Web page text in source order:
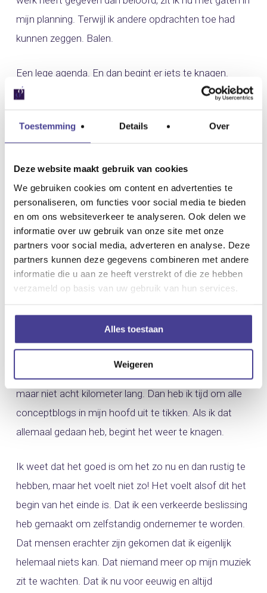
Toestemming Details Over
Deze website maakt gebruik van cookies
We gebruiken cookies om content en advertenties te
personaliseren, om functies voor social media te bieden
en om ons websiteverkeer te analyseren. Ook delen we
informatie over uw gebruik van onze site met onze
partners voor social media, adverteren en analyse. Deze
partners kunnen deze gegevens combineren met andere
informatie die u aan ze heeft verstrekt of die ze hebben
verzameld op basis van uw gebruik van hun services.
Alles toestaan
Weigeren
mijn planning. Terwijl ik andere opdrachten toe had
kunnen zeggen. Balen.
Een lege agenda. En dan begint er iets te knagen.
Schuldgevoel. De kinderen bij de opvang en ik zit thuis.
Zelfs nu ik niet helemaal fit ben, mijn hoofd knalt zo nu
het gevoel dat ik altijd omzet draaiend bezig moet zijn.
Er moet toch geld op de rekening komen? Zulke
dagen duren lang. Mijn to do list is volledig afgewerkt,
administratie bijgewerkt.
Natuurlijk denk ik hier veel over na. Ik wéét dat het
goed is om het zo nu en dan rustig te hebben. Dan
overstelpt met telefoontjes met
concertaanbiedingen, en vaak na een acquisitierondje
maar niet acht kilometer lang. Dan heb ik tijd om alle
conceptblogs in mijn hoofd uit te tikken. Als ik dat
allemaal gedaan heb, begint het weer te knagen.
Ik weet dat het goed is om het zo nu en dan rustig te
hebben, maar het voelt niet zo! Het voelt alsof dit het
begin van het einde is. Dat ik een verkeerde beslissing
heb gemaakt om zelfstandig ondernemer te worden.
Dat mensen erachter zijn gekomen dat ik eigenlijk
helemaal niets kan. Dat niemand meer op mijn muziek
zit te wachten. Dat ik nu voor eeuwig en altijd